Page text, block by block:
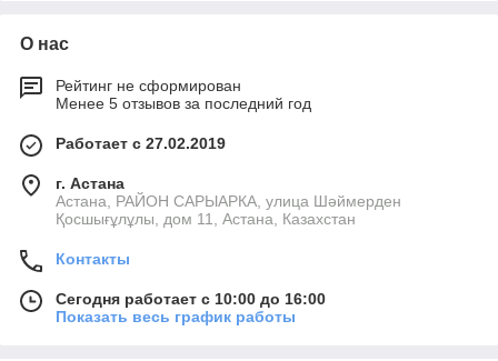
О нас
Рейтинг не сформирован
Менее 5 отзывов за последний год
Работает с 27.02.2019
г. Астана
Астана, РАЙОН САРЫАРКА, улица Шәймерден
Қосшығұлұлы, дом 11, Астана, Казахстан
Контакты
Сегодня работает с 10:00 до 16:00
Показать весь график работы